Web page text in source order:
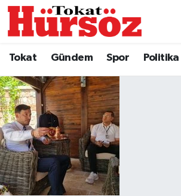
Tokat Gündem Spor Politika
Türkiye Gündemi
Gündem
Asayiş
Spor
Hava Durumu
Tokat Namaz Vakitleri
Trafik Durumu
Süper Lig Puan Durumu ve